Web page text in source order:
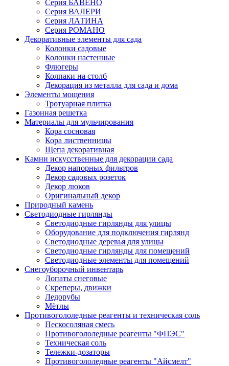
Серия БАВЕНО
Серия ВАЛЕРИ
Серия ЛАТИНА
Серия РОМАНО
Декоративные элементы для сада
Колонки садовые
Колонки настенные
Флюгеры
Колпаки на столб
Декорация из металла для сада и дома
Элементы мощения
Тротуарная плитка
Газонная решетка
Материалы для мульчирования
Кора сосновая
Кора лиственницы
Щепа декоративная
Камни искусственные для декорации сада
Декор напорных фильтров
Декор садовых розеток
Декор люков
Оригинальный декор
Природный камень
Светодиодные гирлянды
Светодиодные гирлянды для улицы
Оборудование для подключения гирлянд
Светодиодные деревья для улицы
Светодиодные гирлянды для помещений
Светодиодные элементы для помещений
Снегоуборочный инвентарь
Лопаты снеговые
Скреперы, движки
Ледорубы
Мётлы
Противогололедные реагенты и техническая соль
Пескосоляная смесь
Противогололедные реагенты "ФПЭС"
Техническая соль
Тележки-дозаторы
Противогололедные реагенты "Айсмелт"